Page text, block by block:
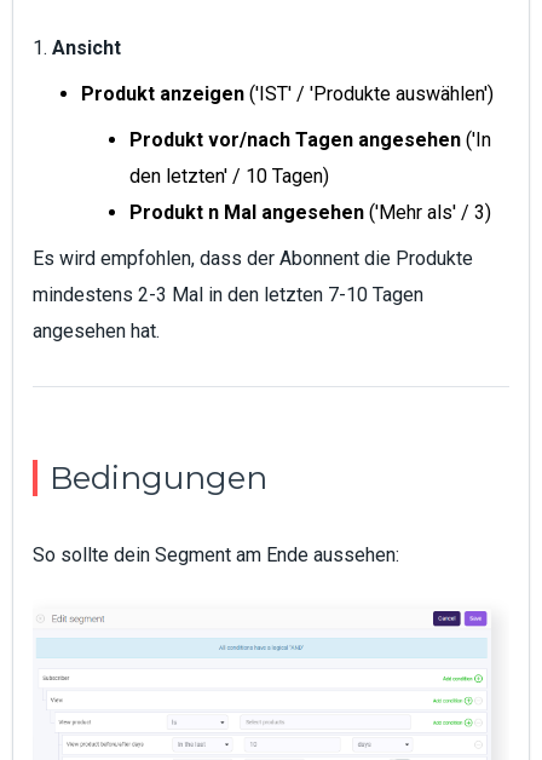
1. Ansicht
Produkt anzeigen ('IST' / 'Produkte auswählen')
Produkt vor/nach Tagen angesehen ('In
den letzten' / 10 Tagen)
Produkt n Mal angesehen ('Mehr als' / 3)
Es wird empfohlen, dass der Abonnent die Produkte
mindestens 2-3 Mal in den letzten 7-10 Tagen
angesehen hat.
Bedingungen
So sollte dein Segment am Ende aussehen: